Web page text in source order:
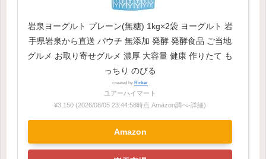
岩泉ヨーグルト プレーン(無糖) 1kg×2袋 ヨーグルト 岩
手県岩泉から直送 パウチ 無添加 発酵 発酵食品 ご当地
グルメ お取り寄せグルメ 濃厚 大容量 健康 作りたて も
っちり のびる
created by Rinker
ユアーハイマート
¥3,150 (2026/08/05 23:44:58時点 Amazon調べ-詳細)
Amazon